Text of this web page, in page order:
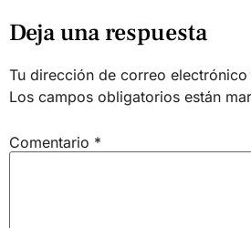
Deja una respuesta
Tu dirección de correo
Los campos obligatorios están
Comentario *